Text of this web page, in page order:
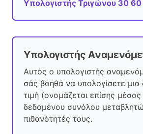
Υπολογιστής Τριγώνου 30
Υπολογιστής
Αυτός ο υπολογιστής
σάς βοηθά να υπολογίσετε
τιμή (ονομάζεται επίσης
δεδομένου συνόλου
πιθανότητές τους.